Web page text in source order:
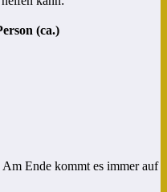
(ca.)
Ende kommt es immer auf